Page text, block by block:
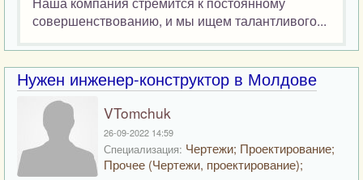
совершенствованию, и мы ищем талантливого...
Нужен инженер-конструктор в Молдове
VTomchuk
26-09-2022 14:59
Специализация: Чертежи; Проектирование;
Прочее (Чертежи, проектирование);